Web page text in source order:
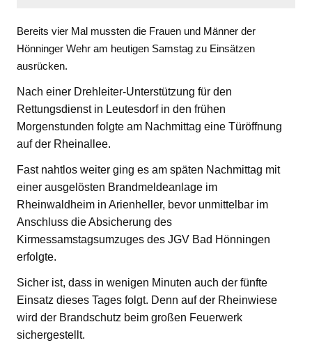
Bereits vier Mal mussten die Frauen und Männer der
Hönninger Wehr am heutigen Samstag zu Einsätzen
ausrücken.
Nach einer Drehleiter-Unterstützung für den
Rettungsdienst in Leutesdorf in den frühen
Morgenstunden folgte am Nachmittag eine Türöffnung
auf der Rheinallee.
Fast nahtlos weiter ging es am späten Nachmittag mit
einer ausgelösten Brandmeldeanlage im
Rheinwaldheim in Arienheller, bevor unmittelbar im
Anschluss die Absicherung des
Kirmessamstagsumzuges des JGV Bad Hönningen
erfolgte.
Sicher ist, dass in wenigen Minuten auch der fünfte
Einsatz dieses Tages folgt. Denn auf der Rheinwiese
wird der Brandschutz beim großen Feuerwerk
sichergestellt.